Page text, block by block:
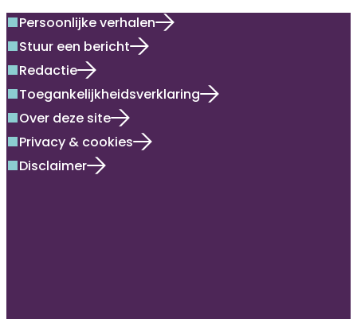
Persoonlijke verhalen
Stuur een bericht
Redactie
Toegankelijkheidsverklaring
Over deze site
Privacy & cookies
Disclaimer